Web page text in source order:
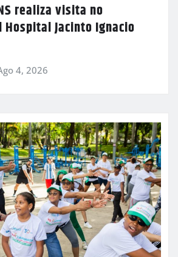
realiza visita no
Jacinto Ignacio
4, 2026